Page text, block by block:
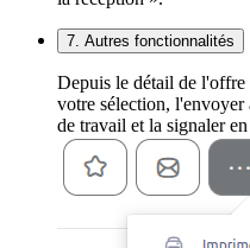
7. Autres fonctionnalités
Depuis le détail de
votre sélection,
de travail et la signaler